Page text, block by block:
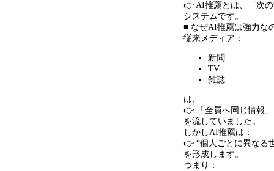
👉 AI推薦とは、「次
システムです。
■ なぜAI推薦は強力な
従来メディア：
新聞
TV
雑誌
は、
👉 「全員へ同じ情報」
を流していました。
しかしAI推薦は：
👉 “個人ごとに異なる
を形成します。
つまり：